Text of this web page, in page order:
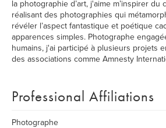
la photographie d’art, j'aime m’inspirer du
réalisant des photographies qui
révéler l’aspect fantastique et poétique
apparences simples. Photographe
humains, j'ai participé à plusieurs projets
des associations comme Amnesty
Professional Affiliations
Photographe